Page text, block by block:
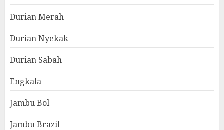
Durian Merah
Durian Nyekak
Durian Sabah
Engkala
Jambu Bol
Jambu Brazil